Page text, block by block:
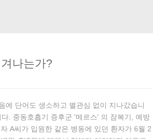
나는가?
에 단어도 생소하고 별관심 없이 지나갔습니
. 중동호흡기 증후군 '메르스' 의 잠복기, 예방
A씨가 입원한 같은 병동에 있던 환자가 6월 2